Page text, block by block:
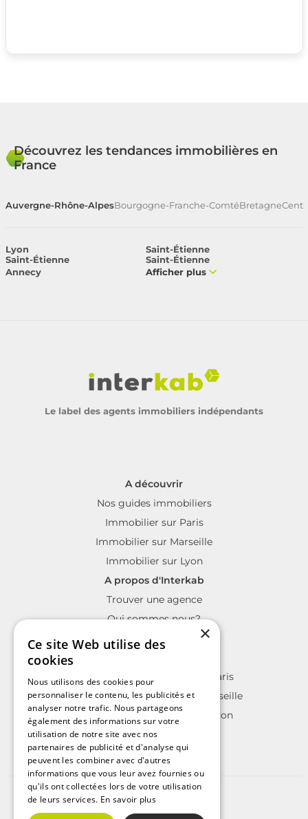
Découvrez les tendances immobilières en
France
Auvergne-Rhône-AlpesBourgogne-Franche-ComtéBretagne
Lyon
Saint-Étienne
Saint-Étienne
Saint-Étienne
Annecy
Afficher plus
Le label des agents immobiliers indépendants
A découvrir
Nos guides immobiliers
Immobilier sur Paris
Immobilier sur Marseille
Immobilier sur Lyon
A propos d'Interkab
Trouver une agence
Qui sommes nous?
La charte Interkab
Annonces immobilières sur Paris
Annonces immobilières sur Marseille
Annonces immobilières sur Lyon
©2025 | Tous droits réservés
Plan du site
×
Ce site Web utilise des
cookies
Nous utilisons des cookies pour
personnaliser le contenu, les publicités et
analyser notre trafic. Nous partageons
également des informations sur votre
utilisation de notre site avec nos
partenaires de publicité et d'analyse qui
peuvent les combiner avec d'autres
informations que vous leur avez fournies ou
qu'ils ont collectées lors de votre utilisation
de leurs services. En savoir plus